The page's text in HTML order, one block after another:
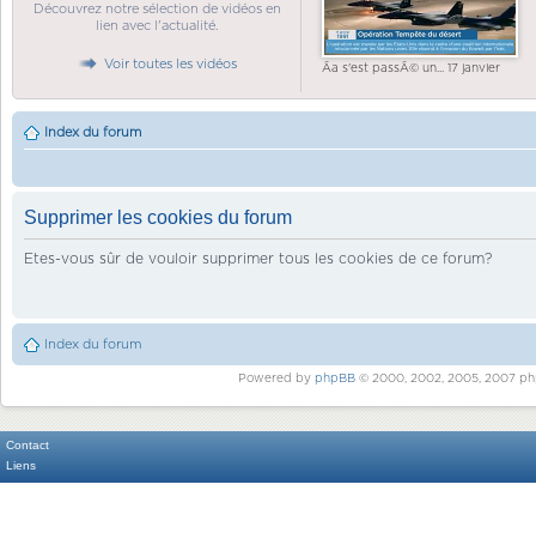
Découvrez notre sélection de vidéos en
lien avec l'actualité.
Voir toutes les vidéos Ãa s'est passÃ© un... 17 janvier
Index du forum
Supprimer les cookies du forum
Etes-vous sûr de vouloir supprimer tous les cookies de ce forum?
Index du forum
Powered by phpBB© 2000, 2002, 2005, 2007
Contact
Liens